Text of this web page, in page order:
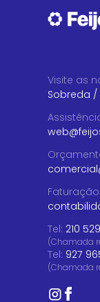
Visite as
Sobreda /
Tel: 210
(Chamada
Tel: 927
(Chamada